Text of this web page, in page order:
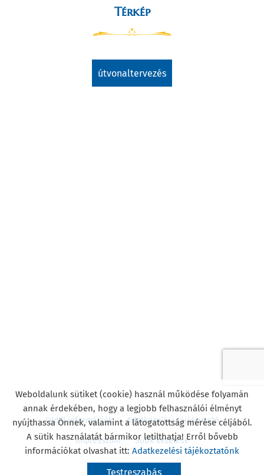
Térkép
útvonaltervezés
© 2026 - Minden jog fenntartva
Oldal információk
Adatkezelési tájékoztató
Impresszum
Sütik kezelése
Testreszabás
Weboldalunk sütiket (cookie) használ működése folyamán
annak érdekében, hogy a legjobb felhasználói élményt
nyújthassa Önnek, valamint a látogatottság mérése céljából.
A sütik használatát bármikor letilthatja! Erről bővebb
információkat olvashat itt: Adatkezelési tájékoztatónk